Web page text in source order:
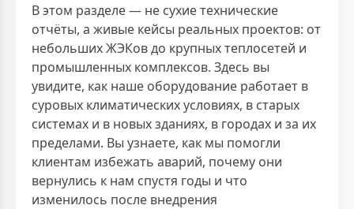
В этом разделе — не сухие технические
отчёты, а живые кейсы реальных проектов: от
небольших ЖЭКов до крупных теплосетей и
промышленных комплексов. Здесь вы
увидите, как наше оборудование работает в
суровых климатических условиях, в старых
системах и в новых зданиях, в городах и за их
пределами. Вы узнаете, как мы помогли
клиентам избежать аварий, почему они
вернулись к нам спустя годы и что
изменилось после внедрения